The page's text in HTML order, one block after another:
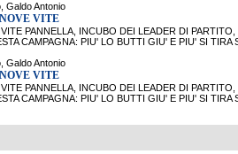
Galdo Antonio
VITE
PANNELLA, INCUBO DEI LEADER DI
CAMPAGNA: PIU' LO BUTTI GIU' E PIU' SI TIRA
Galdo Antonio
VITE
PANNELLA, INCUBO DEI LEADER DI
CAMPAGNA: PIU' LO BUTTI GIU' E PIU' SI TIRA